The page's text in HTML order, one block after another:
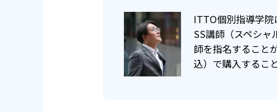
また、完全な1対1を希望する方に
学んでいくことも可能。
ITTO個別指導学院
SS講師（スペシ
師を指名すること
込）で購入するこ